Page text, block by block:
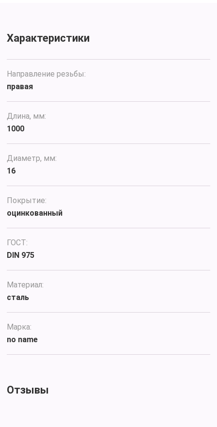
Характеристики
Направление резьбы:
правая
Длина, мм:
1000
Диаметр, мм:
16
Покрытие:
оцинкованный
ГОСТ:
DIN 975
Материал:
сталь
Марка:
no name
Отзывы